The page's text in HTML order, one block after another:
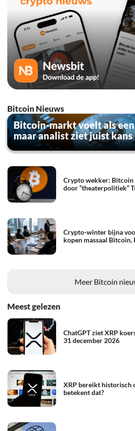
Bitcoin Nieuws
Bitcoin-markt voelt als een
maar analist ziet juist kans
Crypto wekker:
door “theaterpolitiek”
Crypto-winter bijna
kopen massaal Bitcoin,
Meer Bitcoin
Meest gelezen
ChatGPT ziet XRP
31 december 2026
XRP bereikt historisch
betekent dat?